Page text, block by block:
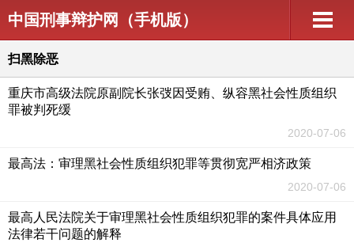
中国刑事辩护网（手机版）
扫黑除恶
重庆市高级法院原副院长张弢因受贿、纵容黑社会性质组织
罪被判死缓
2020-07-06
最高法：审理黑社会性质组织犯罪等贯彻宽严相济政策
2020-07-06
最高人民法院关于审理黑社会性质组织犯罪的案件具体应用
法律若干问题的解释